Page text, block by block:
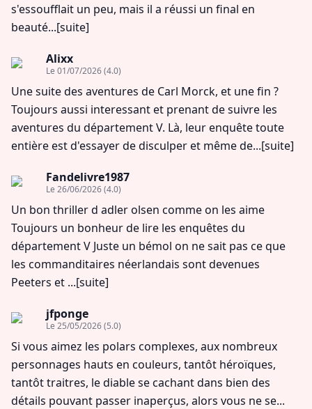
s'essoufflait un peu, mais il a réussi un final en
beauté...[suite]
Alixx
Le 01/07/2026(4.0)
Une suite des aventures de Carl Morck, et une fin ?
Toujours aussi interessant et prenant de suivre les
aventures du département V. Là, leur enquête toute
entière est d'essayer de disculper et même de...[suite]
Fandelivre1987
Le 26/06/2026(4.0)
Un bon thriller d adler olsen comme on les aime
Toujours un bonheur de lire les enquêtes du
département V Juste un bémol on ne sait pas ce que
les commanditaires néerlandais sont devenues
Peeters et ...[suite]
jfponge
Le 25/05/2026(5.0)
Si vous aimez les polars complexes, aux nombreux
personnages hauts en couleurs, tantôt héroïques,
tantôt traitres, le diable se cachant dans bien des
détails pouvant passer inaperçus, alors vous ne se...